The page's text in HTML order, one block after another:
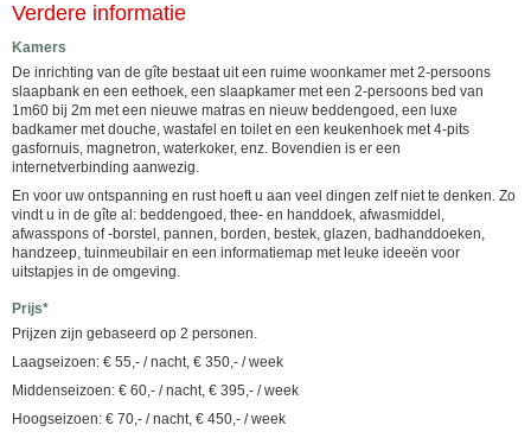
Verdere informatie
Kamers
De inrichting van de gîte bestaat uit een ruime woonkamer met 2-persoons
slaapbank en een eethoek, een slaapkamer met een 2-persoons bed van
1m60 bij 2m met een nieuwe matras en nieuw beddengoed, een luxe
badkamer met douche, wastafel en toilet en een keukenhoek met 4-pits
gasfornuis, magnetron, waterkoker, enz. Bovendien is er een
internetverbinding aanwezig.
En voor uw ontspanning en rust hoeft u aan veel dingen zelf niet te denken. Zo
vindt u in de gîte al: beddengoed, thee- en handdoek, afwasmiddel,
afwasspons of -borstel, pannen, borden, bestek, glazen, badhanddoeken,
handzeep, tuinmeubilair en een informatiemap met leuke ideeën voor
uitstapjes in de omgeving.
Prijs*
Prijzen zijn gebaseerd op 2 personen.
Laagseizoen: € 55,- / nacht, € 350,- / week
Middenseizoen: € 60,- / nacht, € 395,- / week
Hoogseizoen: € 70,- / nacht, € 450,- / week